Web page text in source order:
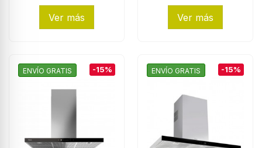
Ver más Ver más
ENVÍO GRATIS -15% ENVÍO GRATIS -15%